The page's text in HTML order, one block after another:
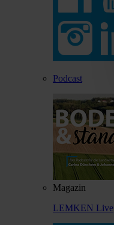
Podcast
Magazin
LEMKEN Live